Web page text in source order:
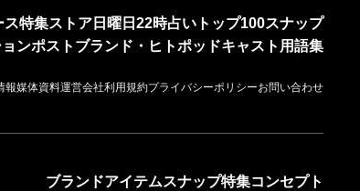
ス特集ストア 日曜日22時占い トップ100スナップ
ンポスト ブランド・ヒトポッドキャスト 用語集
報媒体資料運営会社利用規約プライバシーポリシーお問い合わせ
ブランドアイテムスナップ特集コンセプト